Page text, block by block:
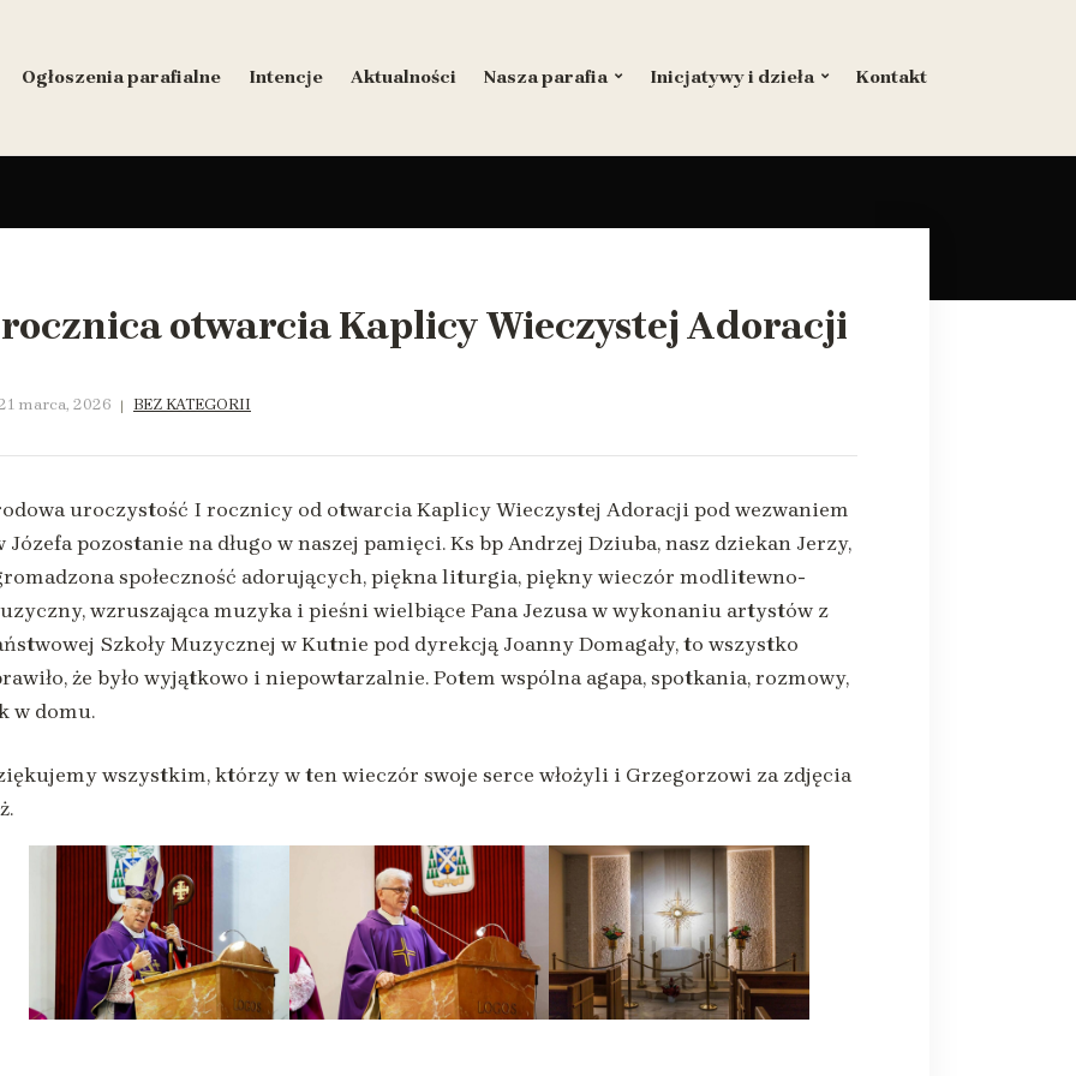
Ogłoszenia parafialne Intencje Aktualności Nasza parafia Inicjatywy i dzieła Kontakt
otwarcia Kaplicy Wieczystej Adoracji
marca, 2026 BEZ KATEGORII
uroczystość I rocznicy od otwarcia Kaplicy Wieczystej Adoracji pod wezwaniem
Józefa pozostanie na długo w naszej pamięci. Ks bp Andrzej Dziuba, nasz dziekan Jerzy,
społeczność adorujących, piękna liturgia, piękny wieczór modlitewno-
wzruszająca muzyka i pieśni wielbiące Pana Jezusa w wykonaniu artystów z
Szkoły Muzycznej w Kutnie pod dyrekcją Joanny Domagały, to wszystko
że było wyjątkowo i niepowtarzalnie. Potem wspólna agapa, spotkania, rozmowy,
w domu.
wszystkim, którzy w ten wieczór swoje serce włożyli i Grzegorzowi za zdjęcia